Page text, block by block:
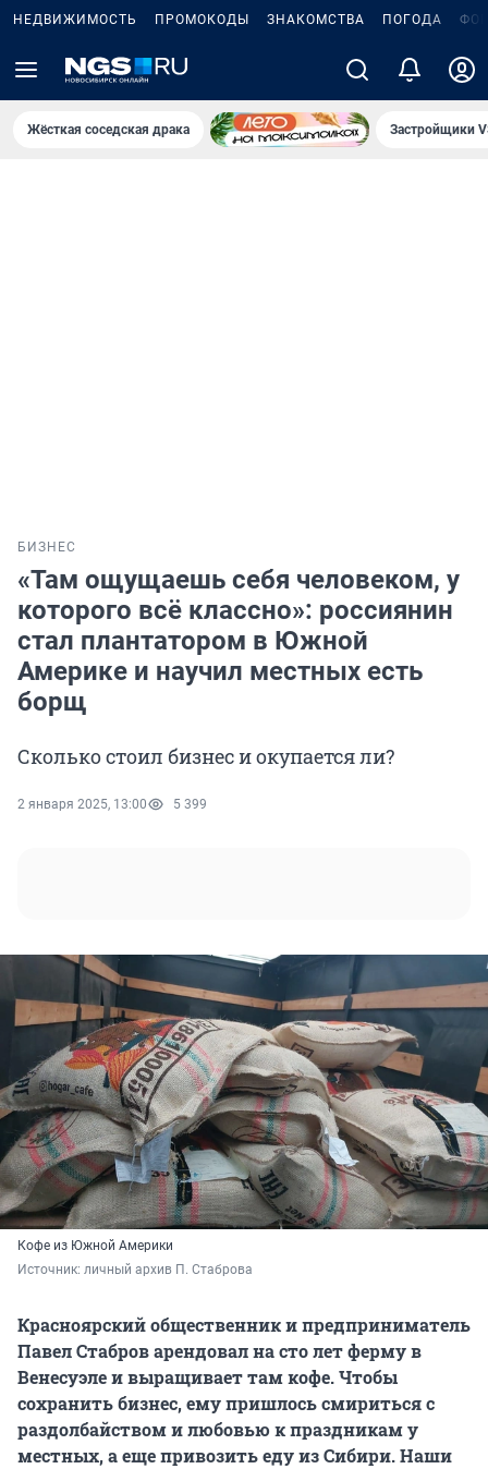
НЕДВИЖИМОСТЬ ПРОМОКОДЫ ЗНАКОМСТВА ПОГОДА
Жёсткая соседская драка Застройщики
БИЗНЕС
«Там ощущаешь себя человеком, у
которого всё классно»: россиянин
стал плантатором в Южной
Америке и научил местных есть
борщ
Сколько стоил бизнес и окупается ли?
2 января 2025, 13:00 5 399
Кофе из Южной Америки
Источник: личный архив П. Стаброва
Красноярский общественник и предприниматель
Павел Стабров арендовал на сто лет ферму в
Венесуэле и выращивает там кофе. Чтобы
сохранить бизнес, ему пришлось смириться с
раздолбайством и любовью к праздникам у
местных, а еще привозить еду из Сибири. Наши